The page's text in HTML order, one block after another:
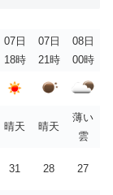
07日
18時
07日
21時
08日
00時
晴天 晴天
薄い
雲
31 28 27